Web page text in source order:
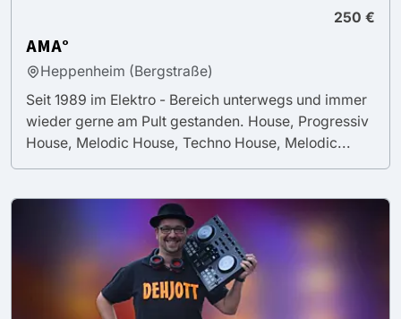
250 €
AMA°
Heppenheim (Bergstraße)
Seit 1989 im Elektro - Bereich unterwegs und immer
wieder gerne am Pult gestanden. House, Progressiv
House, Melodic House, Techno House, Melodic...